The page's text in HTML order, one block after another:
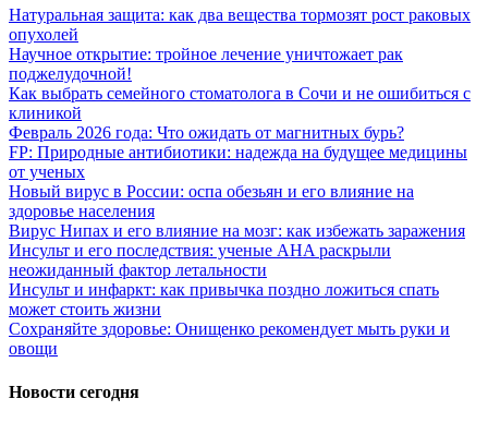
Натуральная защита: как два вещества тормозят рост раковых
опухолей
Научное открытие: тройное лечение уничтожает рак
поджелудочной!
Как выбрать семейного стоматолога в Сочи и не ошибиться с
клиникой
Февраль 2026 года: Что ожидать от магнитных бурь?
FP: Природные антибиотики: надежда на будущее медицины
от ученых
Новый вирус в России: оспа обезьян и его влияние на
здоровье населения
Вирус Нипах и его влияние на мозг: как избежать заражения
Инсульт и его последствия: ученые AHA раскрыли
неожиданный фактор летальности
Инсульт и инфаркт: как привычка поздно ложиться спать
может стоить жизни
Сохраняйте здоровье: Онищенко рекомендует мыть руки и
овощи
Новости сегодня